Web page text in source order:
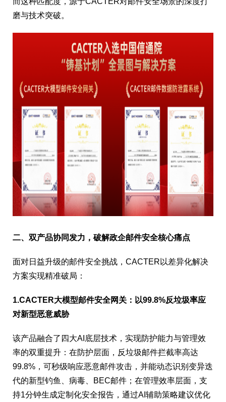
磨与技术突破。
二、双产品协同发力，破解政企邮件安全核心痛点
面对日益升级的邮件安全挑战，CACTER以差异化解决
方案实现精准破局：
1.CACTER大模型邮件安全网关：以99.8%反垃圾率应
对新型恶意威胁
该产品融合了四大AI底层技术，实现防护能力与管理效
率的双重提升：在防护层面，反垃圾邮件拦截率高达
99.8%，可秒级响应恶意邮件攻击，并能动态识别变异迭
代的新型钓鱼、病毒、BEC邮件；在管理效率层面，支
持1分钟生成定制化安全报告，通过AI辅助策略建议优化